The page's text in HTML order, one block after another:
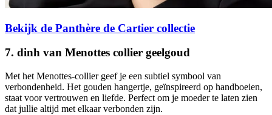
Bekijk de Panthère de Cartier collectie
7. dinh van Menottes collier geelgoud
Met het Menottes-collier geef je een subtiel symbool van
verbondenheid. Het gouden hangertje, geïnspireerd op handboeien,
staat voor vertrouwen en liefde. Perfect om je moeder te laten zien
dat jullie altijd met elkaar verbonden zijn.